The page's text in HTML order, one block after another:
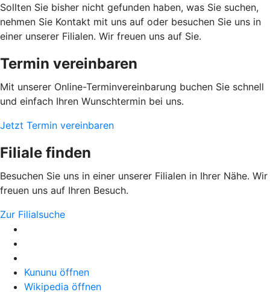
Sollten Sie bisher nicht gefunden haben, was Sie suchen,
nehmen Sie Kontakt mit uns auf oder besuchen Sie uns in
einer unserer Filialen. Wir freuen uns auf Sie.
Termin vereinbaren
Mit unserer Online-Terminvereinbarung buchen Sie schnell
und einfach Ihren Wunschtermin bei uns.
Jetzt Termin vereinbaren
Filiale finden
Besuchen Sie uns in einer unserer Filialen in Ihrer Nähe. Wir
freuen uns auf Ihren Besuch.
Zur Filialsuche
Kununu öffnen
Wikipedia öffnen